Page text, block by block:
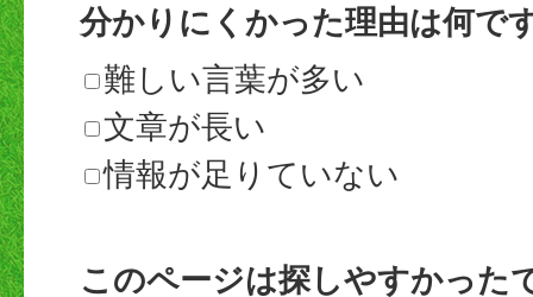
分かりにくかった理由は何で
難しい言葉が多い
文章が長い
情報が足りていない
このページは探しやすかった